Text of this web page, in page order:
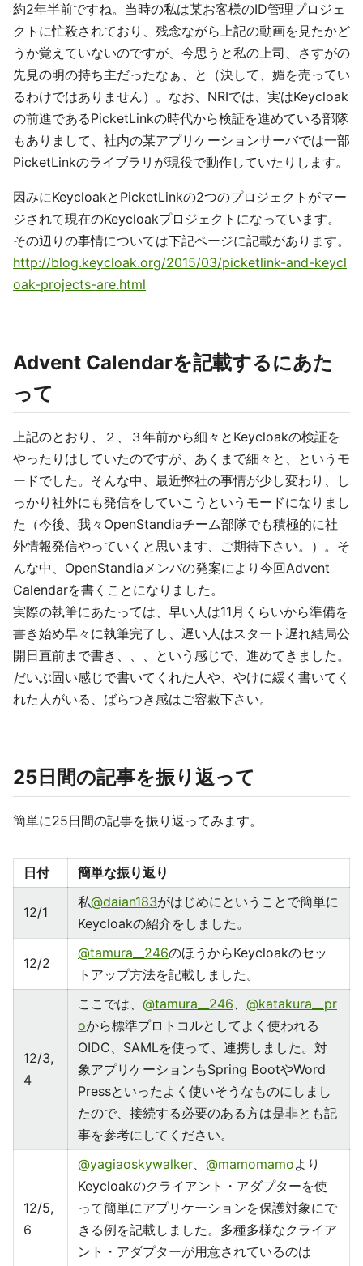
約2年半前ですね。当時の私は某お客様のID管理プロジェ
クトに忙殺されており、残念ながら上記の動画を見たかど
うか覚えていないのですが、今思うと私の上司、さすがの
先見の明の持ち主だったなぁ、と（決して、媚を売ってい
るわけではありません）。なお、NRIでは、実はKeycloak
の前進であるPicketLinkの時代から検証を進めている部隊
もありまして、社内の某アプリケーションサーバでは一部
PicketLinkのライブラリが現役で動作していたりします。
因みにKeycloakとPicketLinkの2つのプロジェクトがマー
ジされて現在のKeycloakプロジェクトになっています。
その辺りの事情については下記ページに記載があります。
http://blog.keycloak.org/2015/03/picketlink-and-keycl
oak-projects-are.html
Advent Calendarを記載するにあた
って
上記のとおり、２、３年前から細々とKeycloakの検証を
やったりはしていたのですが、あくまで細々と、というモ
ードでした。そんな中、最近弊社の事情が少し変わり、し
っかり社外にも発信をしていこうというモードになりまし
た（今後、我々OpenStandiaチーム部隊でも積極的に社
外情報発信やっていくと思います、ご期待下さい。）。そ
んな中、OpenStandiaメンバの発案により今回Advent
Calendarを書くことになりました。
実際の執筆にあたっては、早い人は11月くらいから準備を
書き始め早々に執筆完了し、遅い人はスタート遅れ結局公
開日直前まで書き、、、という感じで、進めてきました。
だいぶ固い感じで書いてくれた人や、やけに緩く書いてく
れた人がいる、ばらつき感はご容赦下さい。
25日間の記事を振り返って
簡単に25日間の記事を振り返ってみます。
日付 簡単な振り返り
12/1
私@daian183がはじめにということで簡単に
Keycloakの紹介をしました。
12/2
@tamura__246のほうからKeycloakのセッ
トアップ方法を記載しました。
12/3,
4
ここでは、 @tamura__246、 @katakura__pr
oから標準プロトコルとしてよく使われる
OIDC、SAMLを使って、連携しました。対
象アプリケーションもSpring BootやWord
Pressといったよく使いそうなものにしまし
たので、接続する必要のある方は是非とも記
事を参考にしてください。
12/5,
6
@yagiaoskywalker、 @mamomamoより
Keycloakのクライアント・アダプターを使
って簡単にアプリケーションを保護対象にで
きる例を記載しました。多種多様なクライア
ント・アダプターが用意されているのは